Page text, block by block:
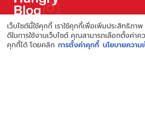
แหล่งรวมข้อมูล ข่าวสาร เกี่ยวกับร้านอาหารและ
รีวิว ชี้เป้า รวมถึงความรู้ต่างๆ ที่เราอยากแชร์!
ไม่พอ เรายังมีความรู้เกี่ยวกับการทำร้านอาห
เว็บไซต์นี้ใช้คุกกี้ เราใช้คุกกี้เพื่อเพิ่มประสิทธิภา
ดีในการใช้งานเว็บไซต์ คุณสามารถเลือกตั้งค่าค
คุกกี้ได้ โดยคลิก การตั้งค่าคุกกี้ นโยบายควา